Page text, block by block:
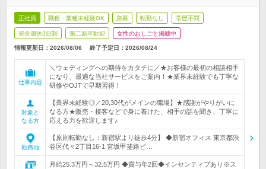
正社員 職種・業種未経験OK 急募 転勤なし 学歴不問
完全週休2日制 第二新卒歓迎 女性のおしごと掲載中
情報更新日：2026/08/06 終了予定日： 2026/08/24
仕事内容
＼ウェディングへの期待をカタチに／★お客様の最初の相談相手
になり、最適な当社サービスをご案内！★業界未経験でも丁寧な
研修やOJTで早期習得！
対象と
なる方
【業界未経験◎／20,30代がメインの職場】★感謝がやりがいに
なる方★販売・接客などで身に着けた、相手の話を聞き、丁寧に
応える力を歓迎します♪
勤務地
【原則転勤なし：新宿駅より徒歩4分】 ◆新宿オフィス 東京都渋
谷区代々2丁目16-1 宮坂甲斐路ビ…
月給25.3万円～32.5万円 ◆賞与年2回◆インセンティブあり※ス